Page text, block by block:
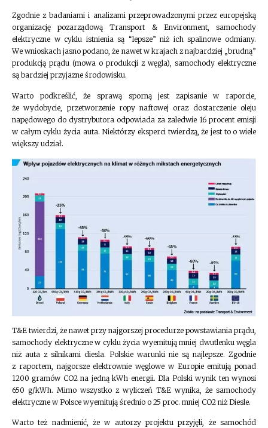
Zgodnie z badaniami i analizami przeprowadzonymi przez europejską
organizację pozarządową Transport & Environment, samochody
elektryczne w cyklu istnienia są “lepsze” niż ich spalinowe odmiany.
We wnioskach jasno podano, że nawet w krajach z najbardziej „brudną”
produkcją prądu (mowa o produkcji z węgla), samochody elektryczne
są bardziej przyjazne środowisku.
Warto podkreślić, że sprawą sporną jest zapisanie w raporcie,
że wydobycie, przetworzenie ropy naftowej oraz dostarczenie oleju
napędowego do dystrybutora odpowiada za zaledwie 16 procent emisji
w całym cyklu życia auta. Niektórzy eksperci twierdzą, że jest to o wiele
większy udział.
T&E twierdzi, że nawet przy najgorszej procedurze powstawiania prądu,
samochody elektryczne w cyklu życia wyemitują mniej dwutlenku węgla
niż auta z silnikami diesla. Polskie warunki nie są najlepsze. Zgodnie
z raportem, najgorsze elektrownie węglowe w Europie emitują ponad
1200 gramów CO2 na jedną kWh energii. Dla Polski wynik ten wynosi
650 g/kWh. Mimo wszystko z wyliczeń T&E wynika, że samochody
elektryczne w Polsce wyemitują średnio o 25 proc. mniej CO2 niż Diesle.
Warto też nadmienić, że w autorzy projektu przyjęli, że samochód